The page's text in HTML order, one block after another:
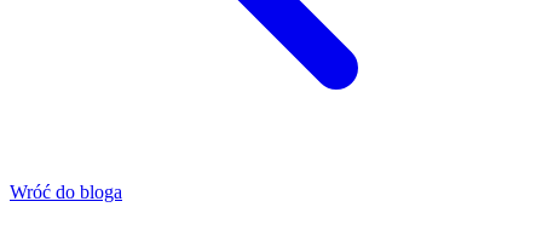
Wróć do bloga